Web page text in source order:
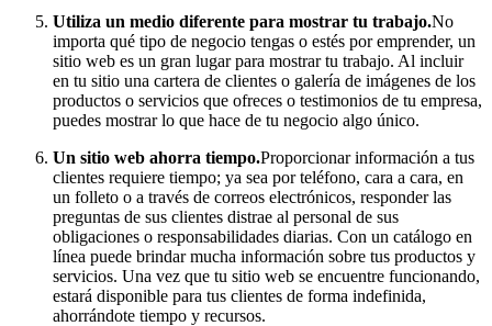
Utiliza un medio diferente para mostrar tu trabajo.No
importa qué tipo de negocio tengas o estés por emprender, un
sitio web es un gran lugar para mostrar tu trabajo. Al incluir
en tu sitio una cartera de clientes o galería de imágenes de los
productos o servicios que ofreces o testimonios de tu empresa,
puedes mostrar lo que hace de tu negocio algo único.
Un sitio web ahorra tiempo.Proporcionar información a tus
clientes requiere tiempo; ya sea por teléfono, cara a cara, en
un folleto o a través de correos electrónicos, responder las
preguntas de sus clientes distrae al personal de sus
obligaciones o responsabilidades diarias. Con un catálogo en
línea puede brindar mucha información sobre tus productos y
servicios. Una vez que tu sitio web se encuentre funcionando,
estará disponible para tus clientes de forma indefinida,
ahorrándote tiempo y recursos.